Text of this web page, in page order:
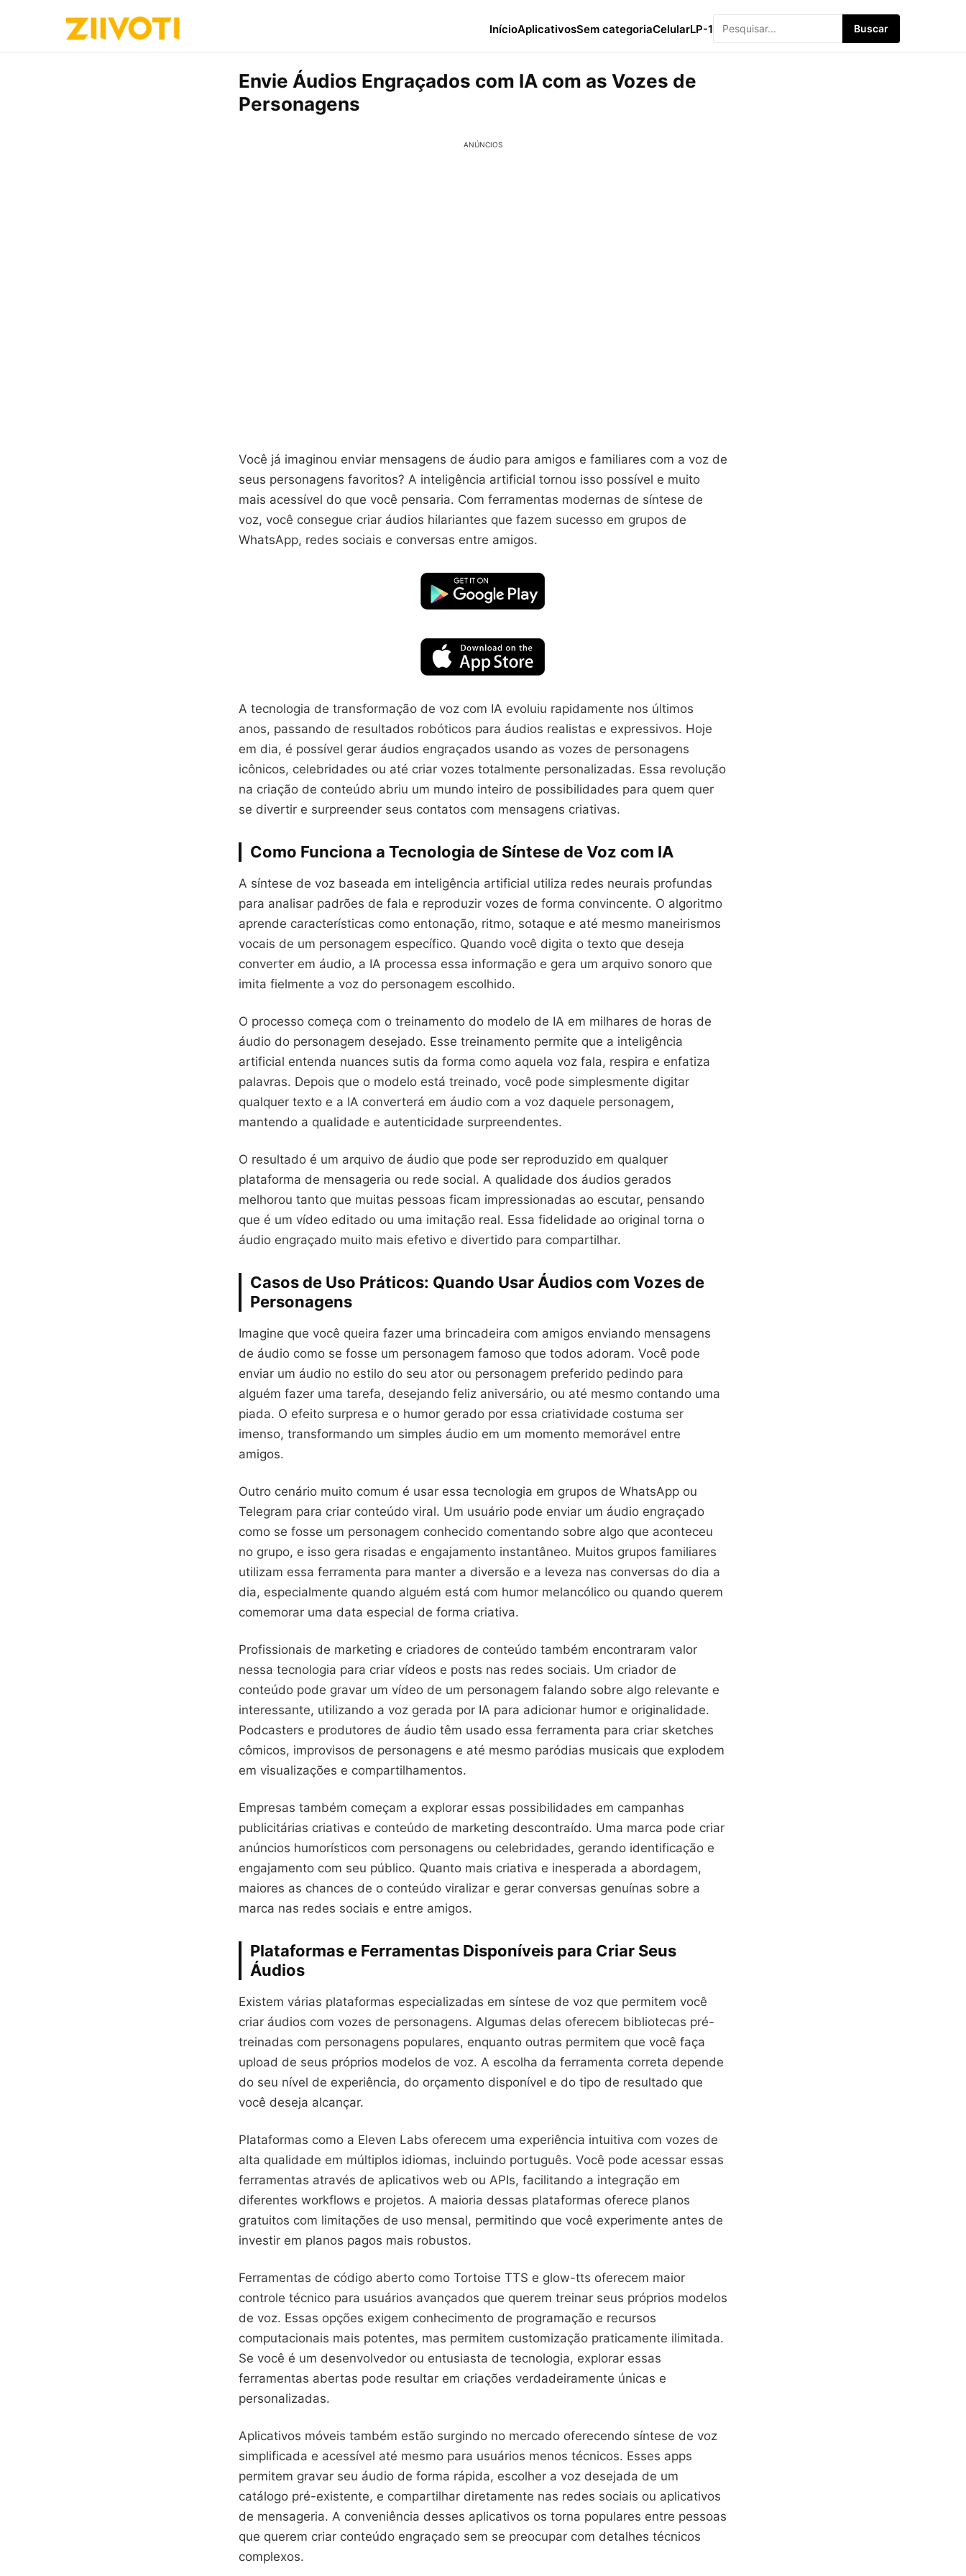
InícioAplicativosSem categoriaCelularLP-1 Buscar
Envie Áudios Engraçados com IA com as Vozes de
Personagens
ANÚNCIOS
Você já imaginou enviar mensagens de áudio para amigos e familiares com a voz de
seus personagens favoritos? A inteligência artificial tornou isso possível e muito
mais acessível do que você pensaria. Com ferramentas modernas de síntese de
voz, você consegue criar áudios hilariantes que fazem sucesso em grupos de
WhatsApp, redes sociais e conversas entre amigos.
A tecnologia de transformação de voz com IA evoluiu rapidamente nos últimos
anos, passando de resultados robóticos para áudios realistas e expressivos. Hoje
em dia, é possível gerar áudios engraçados usando as vozes de personagens
icônicos, celebridades ou até criar vozes totalmente personalizadas. Essa revolução
na criação de conteúdo abriu um mundo inteiro de possibilidades para quem quer
se divertir e surpreender seus contatos com mensagens criativas.
Como Funciona a Tecnologia de Síntese de Voz com IA
A síntese de voz baseada em inteligência artificial utiliza redes neurais profundas
para analisar padrões de fala e reproduzir vozes de forma convincente. O algoritmo
aprende características como entonação, ritmo, sotaque e até mesmo maneirismos
vocais de um personagem específico. Quando você digita o texto que deseja
converter em áudio, a IA processa essa informação e gera um arquivo sonoro que
imita fielmente a voz do personagem escolhido.
O processo começa com o treinamento do modelo de IA em milhares de horas de
áudio do personagem desejado. Esse treinamento permite que a inteligência
artificial entenda nuances sutis da forma como aquela voz fala, respira e enfatiza
palavras. Depois que o modelo está treinado, você pode simplesmente digitar
qualquer texto e a IA converterá em áudio com a voz daquele personagem,
mantendo a qualidade e autenticidade surpreendentes.
O resultado é um arquivo de áudio que pode ser reproduzido em qualquer
plataforma de mensageria ou rede social. A qualidade dos áudios gerados
melhorou tanto que muitas pessoas ficam impressionadas ao escutar, pensando
que é um vídeo editado ou uma imitação real. Essa fidelidade ao original torna o
áudio engraçado muito mais efetivo e divertido para compartilhar.
Casos de Uso Práticos: Quando Usar Áudios com Vozes de
Personagens
Imagine que você queira fazer uma brincadeira com amigos enviando mensagens
de áudio como se fosse um personagem famoso que todos adoram. Você pode
enviar um áudio no estilo do seu ator ou personagem preferido pedindo para
alguém fazer uma tarefa, desejando feliz aniversário, ou até mesmo contando uma
piada. O efeito surpresa e o humor gerado por essa criatividade costuma ser
imenso, transformando um simples áudio em um momento memorável entre
amigos.
Outro cenário muito comum é usar essa tecnologia em grupos de WhatsApp ou
Telegram para criar conteúdo viral. Um usuário pode enviar um áudio engraçado
como se fosse um personagem conhecido comentando sobre algo que aconteceu
no grupo, e isso gera risadas e engajamento instantâneo. Muitos grupos familiares
utilizam essa ferramenta para manter a diversão e a leveza nas conversas do dia a
dia, especialmente quando alguém está com humor melancólico ou quando querem
comemorar uma data especial de forma criativa.
Profissionais de marketing e criadores de conteúdo também encontraram valor
nessa tecnologia para criar vídeos e posts nas redes sociais. Um criador de
conteúdo pode gravar um vídeo de um personagem falando sobre algo relevante e
interessante, utilizando a voz gerada por IA para adicionar humor e originalidade.
Podcasters e produtores de áudio têm usado essa ferramenta para criar sketches
cômicos, improvisos de personagens e até mesmo paródias musicais que explodem
em visualizações e compartilhamentos.
Empresas também começam a explorar essas possibilidades em campanhas
publicitárias criativas e conteúdo de marketing descontraído. Uma marca pode criar
anúncios humorísticos com personagens ou celebridades, gerando identificação e
engajamento com seu público. Quanto mais criativa e inesperada a abordagem,
maiores as chances de o conteúdo viralizar e gerar conversas genuínas sobre a
marca nas redes sociais e entre amigos.
Plataformas e Ferramentas Disponíveis para Criar Seus
Áudios
Existem várias plataformas especializadas em síntese de voz que permitem você
criar áudios com vozes de personagens. Algumas delas oferecem bibliotecas pré-
treinadas com personagens populares, enquanto outras permitem que você faça
upload de seus próprios modelos de voz. A escolha da ferramenta correta depende
do seu nível de experiência, do orçamento disponível e do tipo de resultado que
você deseja alcançar.
Plataformas como a Eleven Labs oferecem uma experiência intuitiva com vozes de
alta qualidade em múltiplos idiomas, incluindo português. Você pode acessar essas
ferramentas através de aplicativos web ou APIs, facilitando a integração em
diferentes workflows e projetos. A maioria dessas plataformas oferece planos
gratuitos com limitações de uso mensal, permitindo que você experimente antes de
investir em planos pagos mais robustos.
Ferramentas de código aberto como Tortoise TTS e glow-tts oferecem maior
controle técnico para usuários avançados que querem treinar seus próprios modelos
de voz. Essas opções exigem conhecimento de programação e recursos
computacionais mais potentes, mas permitem customização praticamente ilimitada.
Se você é um desenvolvedor ou entusiasta de tecnologia, explorar essas
ferramentas abertas pode resultar em criações verdadeiramente únicas e
personalizadas.
Aplicativos móveis também estão surgindo no mercado oferecendo síntese de voz
simplificada e acessível até mesmo para usuários menos técnicos. Esses apps
permitem gravar seu áudio de forma rápida, escolher a voz desejada de um
catálogo pré-existente, e compartilhar diretamente nas redes sociais ou aplicativos
de mensageria. A conveniência desses aplicativos os torna populares entre pessoas
que querem criar conteúdo engraçado sem se preocupar com detalhes técnicos
complexos.